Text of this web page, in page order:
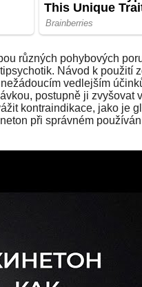
různých pohybových
Návod k použití
vedlejším
postupně ji zvyšovat
kontraindikace, jako je
při správném